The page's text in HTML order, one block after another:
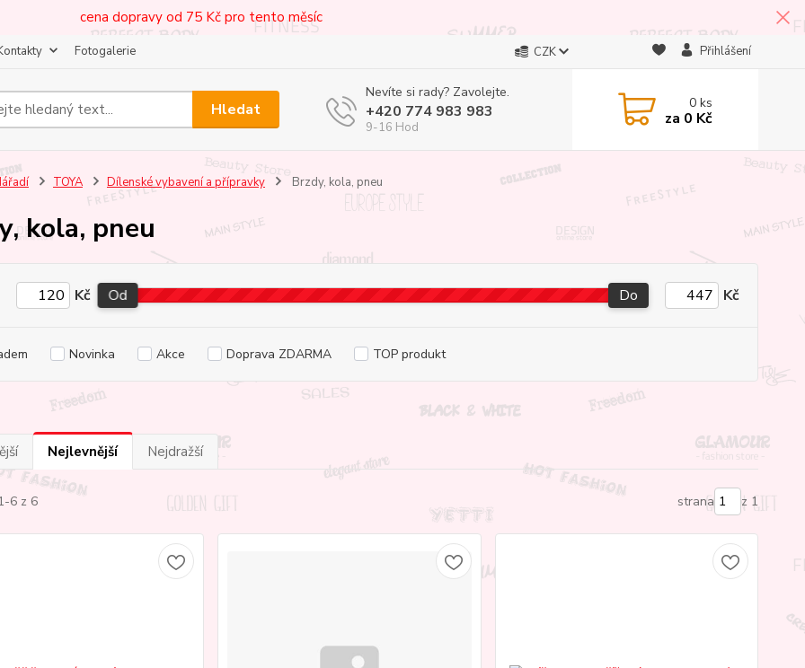
cena dopravy od 75 Kč pro tento měsíc
Fotogalerie CZK Přihlášení
Hledat
Nevíte si rady? Zavolejte.
+420 774 983 983
9-16 Hod
0ks
za 0 Kč
TOYA Dílenské vybavení a přípravky Brzdy, kola, pneu
kola, pneu
Kč Od Do Kč
Novinka Akce Doprava ZDARMA TOP produkt
Nejlevnější Nejdražší
6 z 6 strana z 1